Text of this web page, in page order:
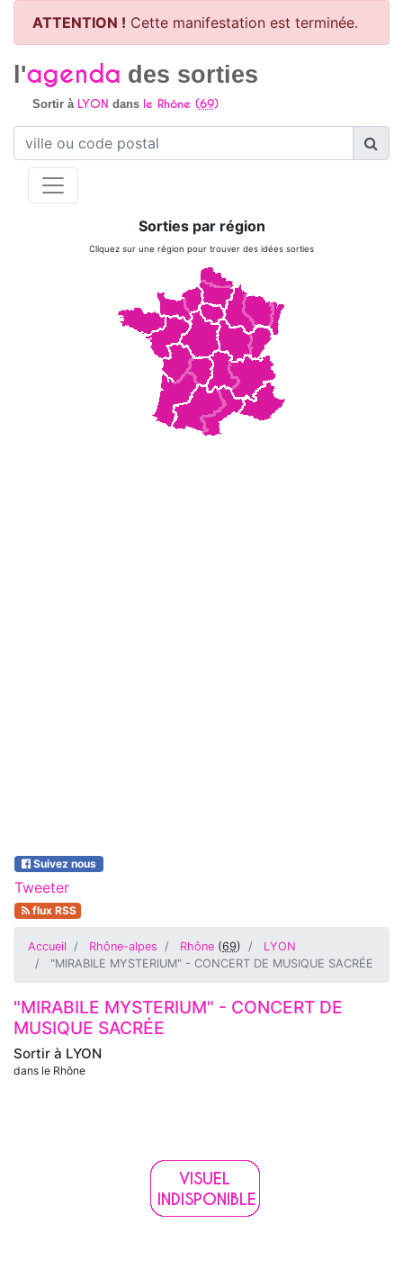
ATTENTION ! Cette manifestation est terminée.
l'agenda des sorties
Sortir à LYON dans le Rhône (69)
Sorties par région
Cliquez sur une région pour trouver des idées sorties
Suivez nous
Tweeter
flux RSS
Accueil Rhône-alpes Rhône (69)
LYON
"MIRABILE MYSTERIUM" - CONCERT DE MUSIQUE SACRÉE
Sortir à LYON
dans le Rhône
"MIRABILE MYSTERIUM" - CONCERT DE
MUSIQUE SACRÉE